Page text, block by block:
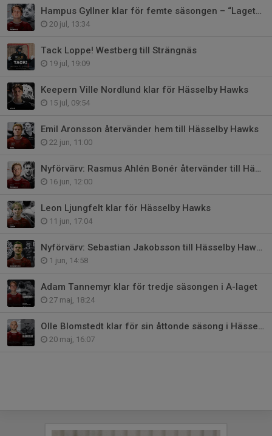
Hampus Gyllner klar för femte säsongen – “Lagets stämningshöjare”
20 jul, 13:34
Tack Loppe! Westberg till Strängnäs
19 jul, 19:09
Keepern Ville Nordlund klar för Hässelby Hawks
15 jul, 09:54
Emil Aronsson återvänder hem till Hässelby Hawks
22 jun, 11:00
Nyförvärv: Rasmus Ahlén Bonér återvänder till Hässelby
16 jun, 12:00
Leon Ljungfelt klar för Hässelby Hawks
11 jun, 17:04
Nyförvärv: Sebastian Jakobsson till Hässelby Hawks
1 jun, 14:58
Adam Tannemyr klar för tredje säsongen i A-laget
27 maj, 18:24
Olle Blomstedt klar för sin åttonde säsong i Hässelby Hawks
20 maj, 16:07